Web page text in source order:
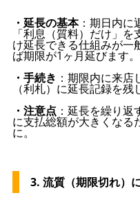
・延長の基本：期日内に
「利息（質料）だけ」
け延長できる仕組みが一
ば期限が1ヶ月延びます。
・手続き ：期限内に来
（利札）に延長記録を残
・注意点 ：延長を繰り
に支払総額が大きくなる
に。
3. 流質（期限切れ）